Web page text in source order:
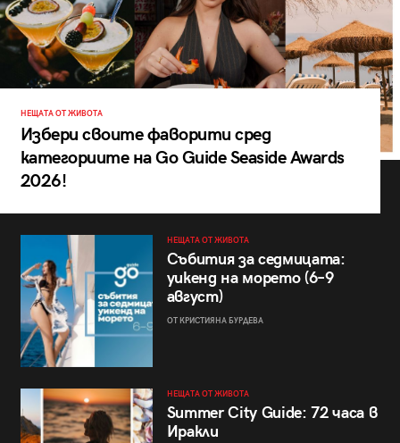
НЕЩАТА ОТ ЖИВОТА
Избери своите фаворити сред
категориите на Go Guide Seaside Awards
2026!
НЕЩАТА ОТ ЖИВОТА
Събития за седмицата:
уикенд на морето (6–9
август)
ОТ КРИСТИЯНА БУРДЕВА
НЕЩАТА ОТ ЖИВОТА
Summer City Guide: 72 часа в
Иракли